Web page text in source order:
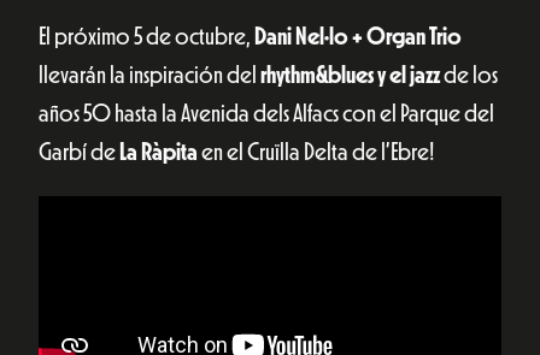
El próximo 5 de octubre, Dani Nel·lo + Organ Trio
llevarán la inspiración del rhythm&blues y el jazzde los
años 50 hasta la Avenida dels Alfacs con el Parque del
Garbí de La Ràpita en el Cruïlla Delta de l’Ebre!